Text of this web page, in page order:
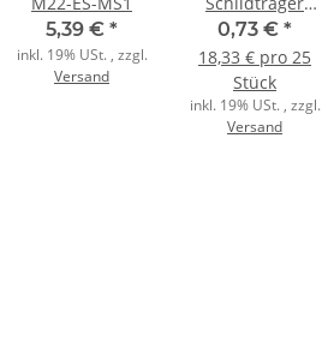
5,39 € *
inkl. 19% USt. , zzgl.
Versand
M22S-ST-X
0,73 € *
18,33 € pro 25
Stück
inkl. 19% USt. , zzgl.
Versand